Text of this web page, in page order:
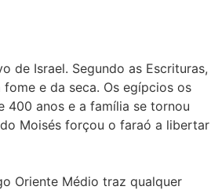
de Israel. Segundo as Escrituras,
e da seca. Os egípcios os
400 anos e a família se tornou
Moisés forçou o faraó a libertar
Oriente Médio traz qualquer